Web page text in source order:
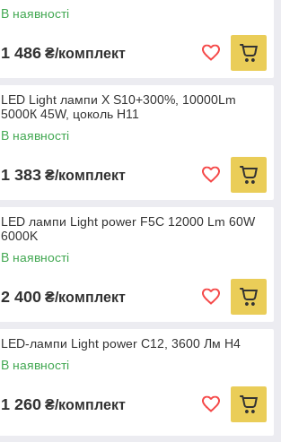
В наявності
1 486 ₴/комплект
LED Light лампи X S10+300%, 10000Lm
5000К 45W, цоколь H11
В наявності
1 383 ₴/комплект
LED лампи Light power F5C 12000 Lm 60W
6000K
В наявності
2 400 ₴/комплект
LED-лампи Light power C12, 3600 Лм Н4
В наявності
1 260 ₴/комплект